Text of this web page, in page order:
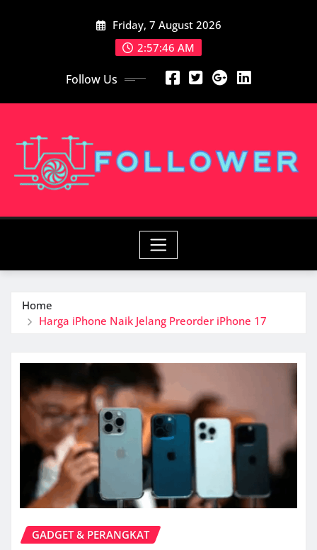
Friday, 7 August 2026
2:57:46 AM
Follow Us
Home
Harga iPhone Naik Jelang Preorder iPhone 17
GADGET & PERANGKAT